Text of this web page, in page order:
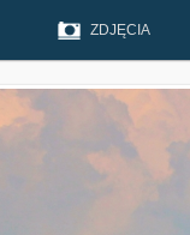
ZDJĘCIA